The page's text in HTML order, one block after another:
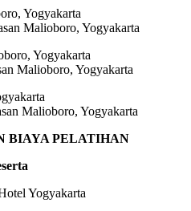
Yogyakarta
Malioboro, Yogyakarta
Yogyakarta
Malioboro, Yogyakarta
Malioboro, Yogyakarta
BIAYA PELATIHAN
Yogyakarta